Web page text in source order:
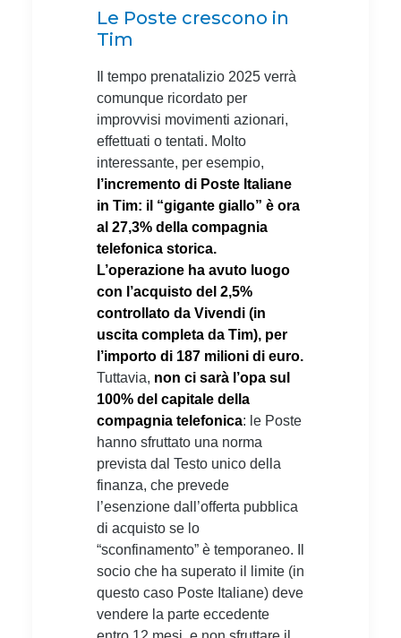
Le Poste crescono in
Tim
Il tempo prenatalizio 2025 verrà
comunque ricordato per
improvvisi movimenti azionari,
effettuati o tentati. Molto
interessante, per esempio,
l’incremento di Poste Italiane
in Tim: il “gigante giallo” è ora
al 27,3% della compagnia
telefonica storica.
L’operazione ha avuto luogo
con l’acquisto del 2,5%
controllato da Vivendi (in
uscita completa da Tim), per
l’importo di 187 milioni di euro.
Tuttavia, non ci sarà l’opa sul
100% del capitale della
compagnia telefonica: le Poste
hanno sfruttato una norma
prevista dal Testo unico della
finanza, che prevede
l’esenzione dall’offerta pubblica
di acquisto se lo
“sconfinamento” è temporaneo. Il
socio che ha superato il limite (in
questo caso Poste Italiane) deve
vendere la parte eccedente